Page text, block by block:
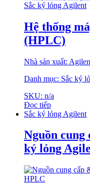
Sắc ký lỏng Agilent
Hệ thống
(HPLC)
Nhà sản xuất:
Danh mục: Sắc ký
SKU: n/a
Đọc tiếp
Sắc ký lỏng Agilent
Nguồn cung
ký lỏng